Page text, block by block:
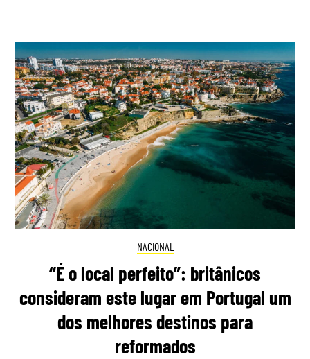
NACIONAL
“É o local perfeito”: britânicos
consideram este lugar em Portugal um
dos melhores destinos para
reformados